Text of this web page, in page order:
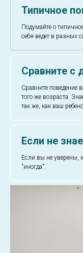
Типичное
Подумайте о
себя ведет в разных
Сравните с
Сравните поведение
того же возраста.
так же, как ваш
Если не
Если вы не уверены,
"иногда".